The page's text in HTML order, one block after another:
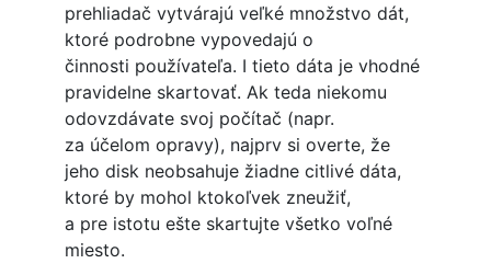
prehliadač vytvárajú veľké množstvo dát,
ktoré podrobne vypovedajú o
činnosti používateľa. I tieto dáta je vhodné
pravidelne skartovať. Ak teda niekomu
odovzdávate svoj počítač (napr.
za účelom opravy), najprv si overte, že
jeho disk neobsahuje žiadne citlivé dáta,
ktoré by mohol ktokoľvek zneužiť,
a pre istotu ešte skartujte všetko voľné
miesto.